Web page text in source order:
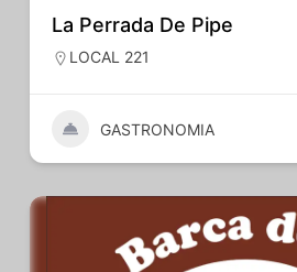
La Perrada De Pipe
LOCAL 221
GASTRONOMIA